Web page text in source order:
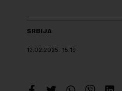
SRBIJA
12.02.2025. 15:19